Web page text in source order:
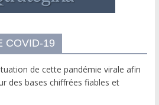
COVID-19
de cette pandémie virale afin
des bases chiffrées fiables et